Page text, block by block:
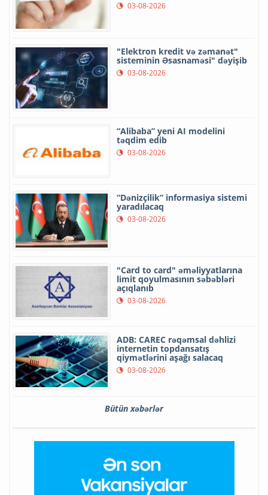
03-08-2026
"Elektron kredit və zəmanət"
sisteminin Əsasnaməsi" dəyişib
03-08-2026
“Alibaba” yeni AI modelini
təqdim edib
03-08-2026
“Dənizçilik” informasiya sistemi
yaradılacaq
03-08-2026
"Card to card" əməliyyatlarına
limit qoyulmasının səbəbləri
açıqlanıb
03-08-2026
ADB: CAREC rəqəmsal dəhlizi
internetin topdansatış
qiymətlərini aşağı salacaq
03-08-2026
Bütün xəbərlər